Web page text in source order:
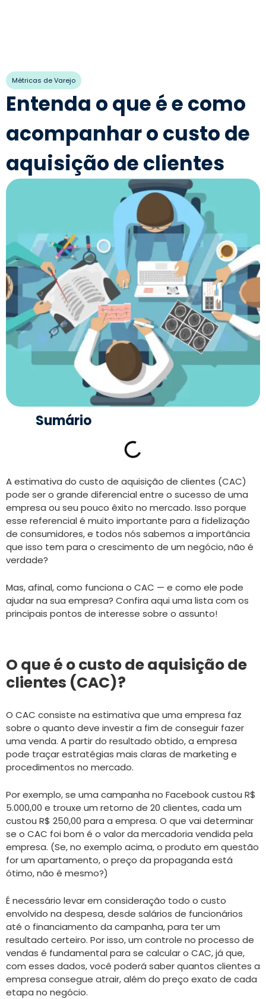
Métricas de Varejo
Entenda o que é e como
acompanhar o custo de
aquisição de clientes
Sumário
A estimativa do custo de aquisição de clientes (CAC)
pode ser o grande diferencial entre o sucesso de uma
empresa ou seu pouco êxito no mercado. Isso porque
esse referencial é muito importante para a fidelização
de consumidores, e todos nós sabemos a importância
que isso tem para o crescimento de um negócio, não é
verdade?
Mas, afinal, como funciona o CAC — e como ele pode
ajudar na sua empresa? Confira aqui uma lista com os
principais pontos de interesse sobre o assunto!
O que é o custo de aquisição de
clientes (CAC)?
O CAC consiste na estimativa que uma empresa faz
sobre o quanto deve investir a fim de conseguir fazer
uma venda. A partir do resultado obtido, a empresa
pode traçar estratégias mais claras de marketing e
procedimentos no mercado.
Por exemplo, se uma campanha no Facebook custou R$
5.000,00 e trouxe um retorno de 20 clientes, cada um
custou R$ 250,00 para a empresa. O que vai determinar
se o CAC foi bom é o valor da mercadoria vendida pela
empresa. (Se, no exemplo acima, o produto em questão
for um apartamento, o preço da propaganda está
ótimo, não é mesmo?)
É necessário levar em consideração todo o custo
envolvido na despesa, desde salários de funcionários
até o financiamento da campanha, para ter um
resultado certeiro. Por isso, um controle no processo de
vendas é fundamental para se calcular o CAC, já que,
com esses dados, você poderá saber quantos clientes a
empresa consegue atrair, além do preço exato de cada
etapa no negócio.